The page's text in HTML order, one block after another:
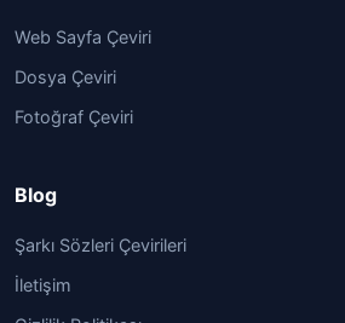
Web Sayfa Çeviri
Dosya Çeviri
Fotoğraf Çeviri
Blog
Şarkı Sözleri Çevirileri
İletişim